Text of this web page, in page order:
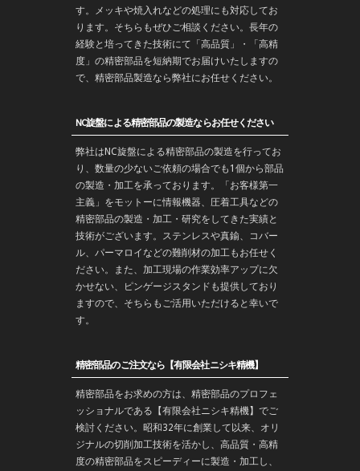
す。メッキや焼入れなどの処理にも対応してお
ります。そちらもぜひご相談ください。長年の
経験と培ってきた技術にて「高品質」・「高精
度」の精密部品を短納期でお届けいたしますの
で、精密部品製造なら弊社にお任せください。
NC旋盤による精密部品の製造ならお任せください
弊社はNC旋盤による精密部品の製造を行ってお
り、数量の少ないご依頼の場合でも1個から部品
の製造・加工を承っております。「お客様第一
主義」をモットーに情報機器、圧着工具などの
精密部品の製造・ 加工 ・ 研究をしてきた実績と
技術がございます。
ステンレスや真鍮 、コバー
ル、パーマロイなどの難削材の加工もお任せく
ださい。また、加工現場の作業効率アップに欠
かせない、ピンゲージスタンドも提供しており
ますので、そちらもご活用いただけると幸いで
す。
精密部品のご注文なら【有限会社ニシキ精機】
精密部品をお求めの方は、精密部品のプロフェ
ッショナルである【有限会社ニシキ精機】でご
検討ください。昭和32年に創業して以来、オリ
ジナルの切削加工技術を活かし、高品質・高精
度の精密部品をスピーディーに製造・加工し、